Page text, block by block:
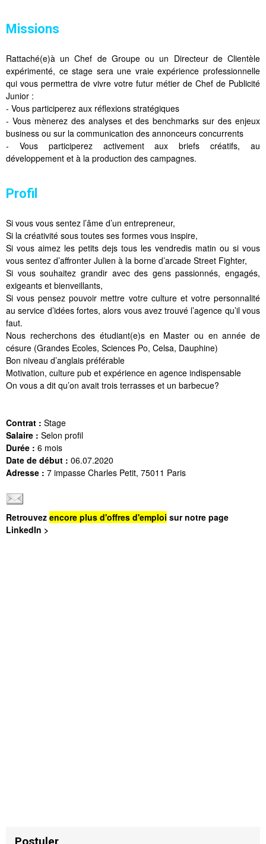
Missions
Rattaché(e)à un Chef de Groupe ou un Directeur de Clientèle
expérimenté, ce stage sera une vraie expérience professionnelle
qui vous permettra de vivre votre futur métier de Chef de Publicité
Junior :
- Vous participerez aux réflexions stratégiques
- Vous mènerez des analyses et des benchmarks sur des enjeux
business ou sur la communication des annonceurs concurrents
- Vous participerez activement aux briefs créatifs, au
développement et à la production des campagnes.
Profil
Si vous vous sentez l’âme d’un entrepreneur,
Si la créativité sous toutes ses formes vous inspire,
Si vous aimez les petits dejs tous les vendredis matin ou si vous
vous sentez d’affronter Julien à la borne d’arcade Street Fighter,
Si vous souhaitez grandir avec des gens passionnés, engagés,
exigeants et bienveillants,
Si vous pensez pouvoir mettre votre culture et votre personnalité
au service d’idées fortes, alors vous avez trouvé l’agence qu’il vous
faut.
Nous recherchons des étudiant(e)s en Master ou en année de
césure (Grandes Ecoles, Sciences Po, Celsa, Dauphine)
Bon niveau d’anglais préférable
Motivation, culture pub et expérience en agence indispensable
On vous a dit qu’on avait trois terrasses et un barbecue?
Contrat : Stage
Salaire : Selon profil
Durée : 6 mois
Date de début : 06.07.2020
Adresse : 7 impasse Charles Petit, 75011 Paris
Retrouvez encore plus d'offres d'emploi sur notre page
LinkedIn >